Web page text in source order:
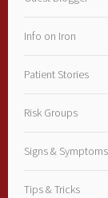
Info on Iron
Patient Stories
Risk Groups
Signs & Symptoms
Tips & Tricks